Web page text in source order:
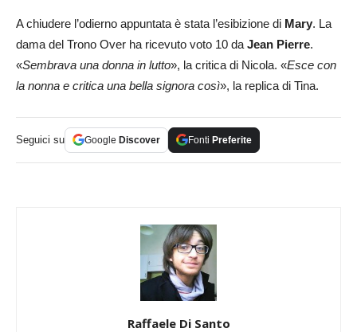
A chiudere l’odierno appuntata è stata l’esibizione di Mary. La
dama del Trono Over ha ricevuto voto 10 da Jean Pierre.
«Sembrava una donna in lutto», la critica di Nicola. «Esce con
la nonna e critica una bella signora così», la replica di Tina.
Seguici su Google Discover Fonti Preferite
Raffaele Di Santo